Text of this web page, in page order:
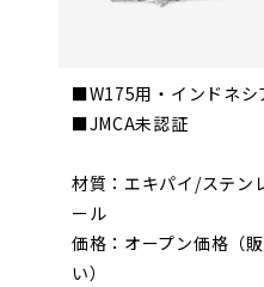
■W175用・インドネシ
■JMCA未認証
材質：エキパイ/ステン
ール
価格：オープン価格（
い）